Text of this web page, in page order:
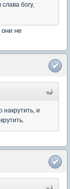
богу,
не
накрутить, и